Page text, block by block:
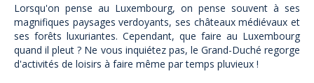
Lorsqu'on pense au Luxembourg, on pense souvent à ses
magnifiques paysages verdoyants, ses châteaux médiévaux et
ses forêts luxuriantes. Cependant, que faire au Luxembourg
quand il pleut ? Ne vous inquiétez pas, le Grand-Duché regorge
d'activités de loisirs à faire même par temps pluvieux !